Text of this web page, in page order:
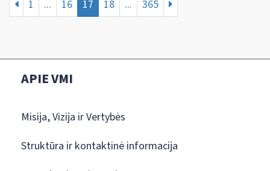
1 ... 16 17 18 ... 365
APIE VMI
Misija, Vizija ir Vertybės
Struktūra ir kontaktinė informacija